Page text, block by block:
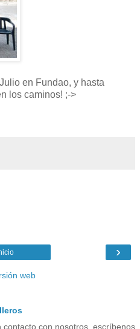
en Fundao, y hasta
los caminos! ;->
›
web
contacto con nosotros, escríbenos